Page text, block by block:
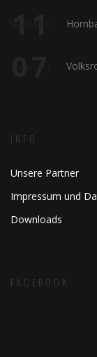
INFO
Unsere Partner
Impressum und
Downloads
FACEBOOK